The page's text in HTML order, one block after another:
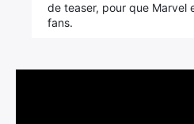
de teaser, pour que Marvel
fans.